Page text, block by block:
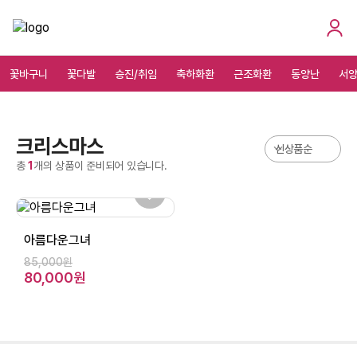
꽃바구니 꽃다발 승진/취임 축하화환 근조화환 동양난 서
크리스마스
총1 개의 상품이 준비되어 있습니다.
아름다운그녀
85,000원
80,000원